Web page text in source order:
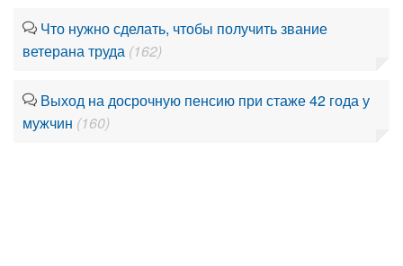
Что нужно сделать, чтобы получить звание
ветерана труда (162)
Выход на досрочную пенсию при стаже 42 года у
мужчин (160)